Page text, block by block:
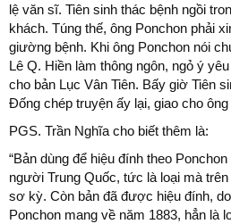
lệ văn sĩ. Tiên sinh thác bệnh ngồi
khách. Túng thế, ông Ponchon phải
giường bệnh. Khi ông Ponchon nói
Lê Q. Hiền làm thông ngôn, ngỏ ý
cho bản Lục Vân Tiên. Bấy giờ Tiên
Đống chép truyện ấy lại, giao cho
PGS. Trần Nghĩa cho biết thêm là:
“Bản dùng để hiệu đính theo
người Trung Quốc, tức là loại mà
sơ kỳ. Còn bản đã được hiệu đính,
Ponchon mang về năm 1883, hẳn là